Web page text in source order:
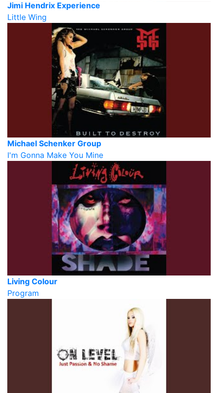
Jimi Hendrix Experience
Little Wing
Michael Schenker Group
I'm Gonna Make You Mine
Living Colour
Program